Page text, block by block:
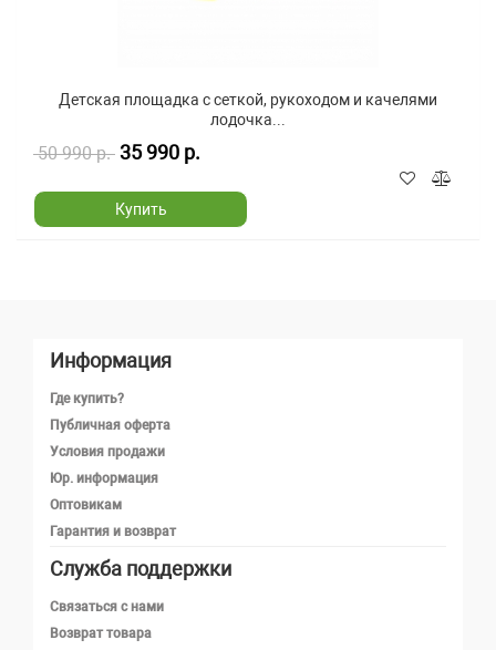
Детская площадка с сеткой, рукоходом и качелями
лодочка...
50 990 р. 35 990 р.
Купить
Информация
Где купить?
Публичная оферта
Условия продажи
Юр. информация
Оптовикам
Гарантия и возврат
Служба поддержки
Связаться с нами
Возврат товара